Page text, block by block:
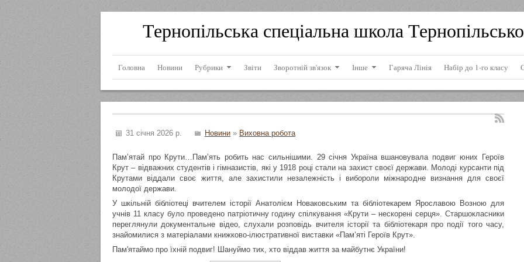
Тернопільська спеціальна школа
Головна Новини Рубрики Звіти Зворотній зв'язок Інше Гаряча Лінія Набір до 1-го класу
31 січня 2026 р. Новини » Виховна робота
Пам’ятай про Крути…Пам’ять робить нас сильнішими. 29 січня Україна вшановувала подвиг юних Героїв
Крут – відважних студентів і гімназистів, які у 1918 році стали на захист своєї держави. Молоді курсанти під
Крутами віддали своє життя, але захистили незалежність і вибороли міжнародне визнання для своєї
молодої держави.
У шкільній бібліотеці вчителем історії Анатолієм Новаковським та бібліотекарем Ярославою Возною для
учнів 11 класу було проведено патріотичну годину спілкування «Крути – нескорені серця». Старшокласники
переглянули документальне відео, слухали розповідь вчителя історії та бібліотекаря про події того часу,
знайомилися з матеріалами книжково-ілюстративної виставки «Пам’яті Героїв Крут».
Пам'ятаймо про їхній подвиг! Шануймо тих, хто віддав життя за майбутнє України!